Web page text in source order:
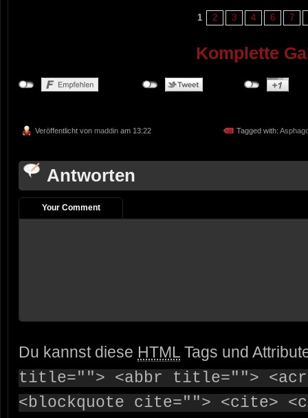
1 2 3 4 6 7
Komplette
Veröffentlicht von maddin am 13:22 Tagged with:
Antworten
Your Comment
Du kannst diese HTML Tags und
title=""> <abbr title="">
<blockquote cite=""> <cite>